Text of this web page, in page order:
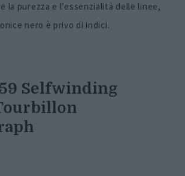
la purezza e l’essenzialità delle linee,
nero è privo di indici.
Selfwinding